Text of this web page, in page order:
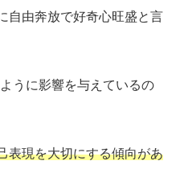
自由奔放で好奇心旺盛と言
うに影響を与えているの
表現を大切にする傾向があ